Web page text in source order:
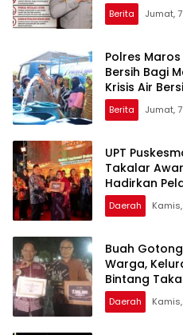
Berita Jumat,
Polres
Bersih Bagi
Krisis Air
Berita Jumat,
UPT
Takalar
Hadirkan
Berkualitas
Daerah
Buah
Warga,
Bintang
Daerah